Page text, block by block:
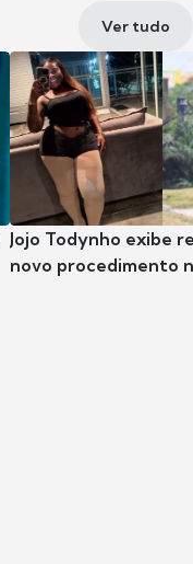
Ver tudo
Jojo Todynho exibe
novo procedimento